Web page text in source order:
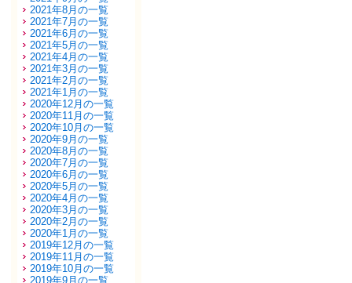
2021年8月の一覧
2021年7月の一覧
2021年6月の一覧
2021年5月の一覧
2021年4月の一覧
2021年3月の一覧
2021年2月の一覧
2021年1月の一覧
2020年12月の一覧
2020年11月の一覧
2020年10月の一覧
2020年9月の一覧
2020年8月の一覧
2020年7月の一覧
2020年6月の一覧
2020年5月の一覧
2020年4月の一覧
2020年3月の一覧
2020年2月の一覧
2020年1月の一覧
2019年12月の一覧
2019年11月の一覧
2019年10月の一覧
2019年9月の一覧